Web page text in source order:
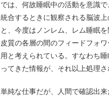
では、何故睡眠中の活動を意識
統合するときに観察される脳波
と、今度はノンレム、レム睡眠
皮質の各層の間のフィードフォ
用と考えられている。すなわち
ってきた情報が、それ以上処理
単純な仕事だが、人間で確認出